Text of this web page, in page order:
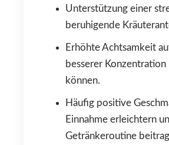
Unterstützung einer
beruhigende
Erhöhte Achtsamkeit
besserer
können.
Häufig positive
Einnahme erleichtern
Getränkeroutine